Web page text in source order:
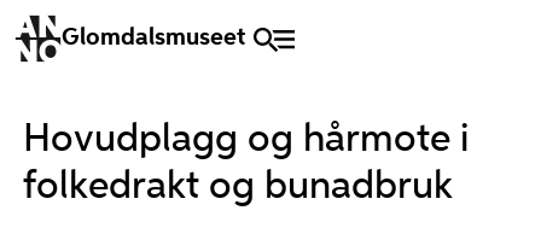
Glomdalsmuseet
Hovudplagg og hårmote i
folkedrakt og bunadbruk